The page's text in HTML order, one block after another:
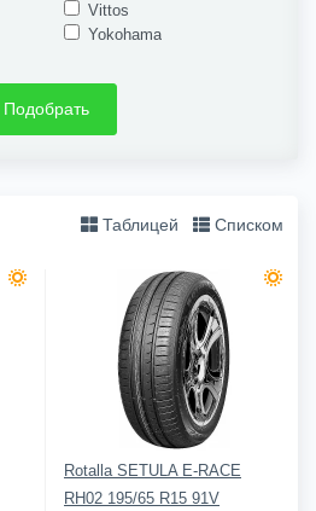
Vittos
Yokohama
Подобрать
Таблицей Списком
Rotalla SETULA E-RACE
RH02 195/65 R15 91V